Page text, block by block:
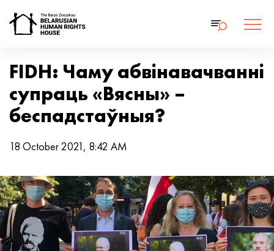
FIDH: Чаму абвінавачванні
супраць «Вясны» –
беспадстаўныя?
18 October 2021, 8:42 AM